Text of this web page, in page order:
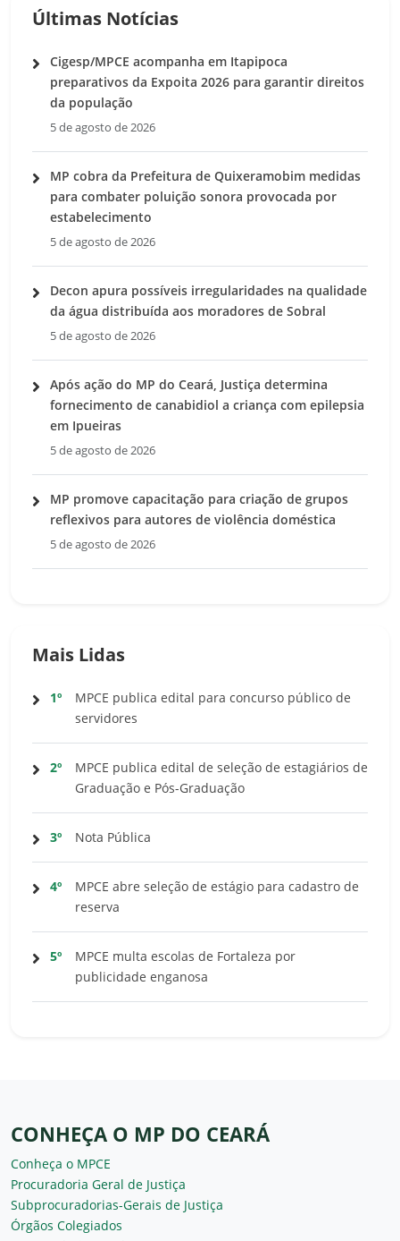
Últimas Notícias
Cigesp/MPCE acompanha em Itapipoca
preparativos da Expoita 2026 para garantir direitos
da população
5 de agosto de 2026
MP cobra da Prefeitura de Quixeramobim medidas
para combater poluição sonora provocada por
estabelecimento
5 de agosto de 2026
Decon apura possíveis irregularidades na qualidade
da água distribuída aos moradores de Sobral
5 de agosto de 2026
Após ação do MP do Ceará, Justiça determina
fornecimento de canabidiol a criança com epilepsia
em Ipueiras
5 de agosto de 2026
MP promove capacitação para criação de grupos
reflexivos para autores de violência doméstica
5 de agosto de 2026
Mais Lidas
1º
MPCE publica edital para concurso público de
servidores
2º
MPCE publica edital de seleção de estagiários de
Graduação e Pós-Graduação
3º Nota Pública
4º
MPCE abre seleção de estágio para cadastro de
reserva
5º
MPCE multa escolas de Fortaleza por
publicidade enganosa
CONHEÇA O MP DO CEARÁ
Conheça o MPCE
Procuradoria Geral de Justiça
Subprocuradorias-Gerais de Justiça
Órgãos Colegiados